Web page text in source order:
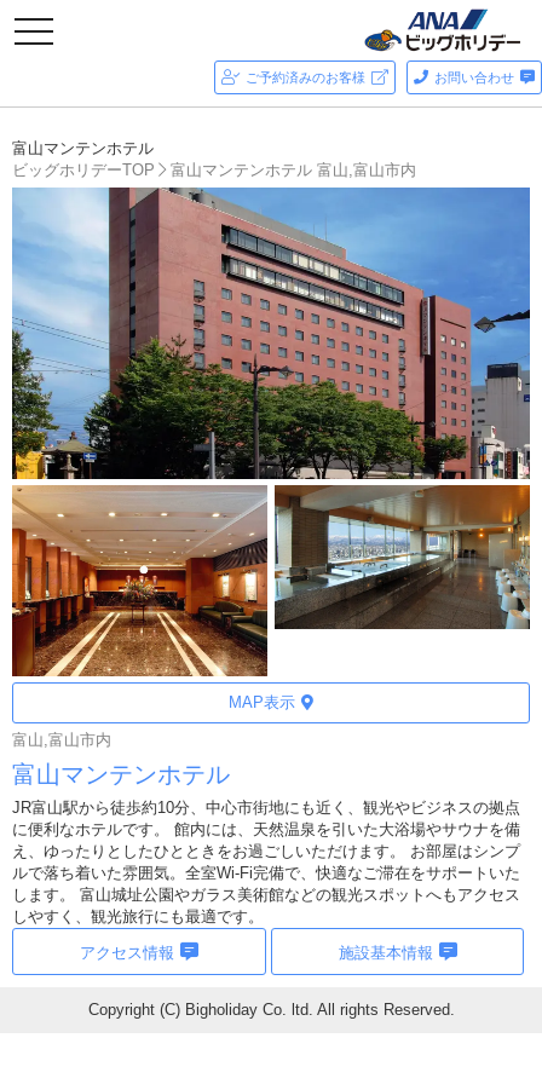
toggle
navigation
ご予約済みのお客様 お問い合わせ
富山マンテンホテル
ビッグホリデーTOP
富山マンテンホテル 富山,富山市内
MAP表示
富山,富山市内
富山マンテンホテル
JR富山駅から徒歩約10分、中心市街地にも近く、観光やビジネスの拠点
に便利なホテルです。 館内には、天然温泉を引いた大浴場やサウナを備
え、ゆったりとしたひとときをお過ごしいただけます。 お部屋はシンプ
ルで落ち着いた雰囲気。全室Wi-Fi完備で、快適なご滞在をサポートいた
します。 富山城址公園やガラス美術館などの観光スポットへもアクセス
しやすく、観光旅行にも最適です。
アクセス情報
施設基本情報
Copyright (C) Bigholiday Co. ltd. All rights Reserved.